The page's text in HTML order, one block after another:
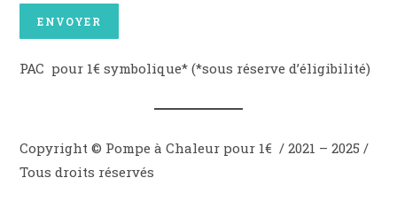
PAC pour 1€ symbolique* (*sous réserve d’éligibilité)
Copyright © Pompe à Chaleur pour 1€ / 2021 – 2025 /
Tous droits réservés